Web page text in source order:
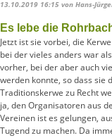
13.10.2019 16:15 von Hans-
Es lebe die
Jetzt ist sie vorbei, die
bei der vieles anders war
vorher, bei der aber auch
werden konnte, so dass sie
Traditionskerwe zu Recht
ja, den Organisatoren aus
Vereinen ist es gelungen,
Tugend zu machen. Da